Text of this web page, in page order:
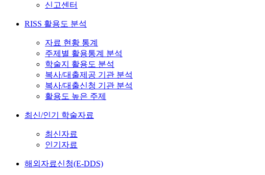
신고센터
RISS 활용도 분석
자료 현황 통계
주제별 활용통계 분석
학술지 활용도 분석
복사/대출제공 기관 분석
복사/대출신청 기관 분석
활용도 높은 주제
최신/인기 학술자료
최신자료
인기자료
해외자료신청(E-DDS)